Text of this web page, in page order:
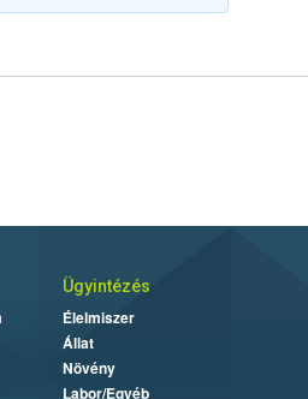
Ügyintézés
Élelmiszer
Állat
Növény
Labor/Egyéb